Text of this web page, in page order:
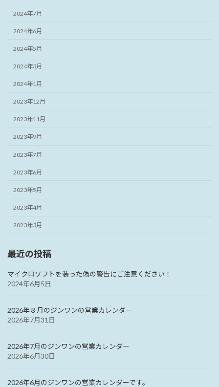
2024年7月
2024年6月
2024年5月
2024年3月
2024年1月
2023年12月
2023年11月
2023年9月
2023年7月
2023年6月
2023年5月
2023年4月
2023年3月
最近の投稿
マイクロソフトを装った偽の警告にご注意ください！
2024年6月5日
2026年８月のジンワンの営業カレンダー
2026年7月31日
2026年7月のジンワンの営業カレンダー
2026年6月30日
2026年6月のジンワンの営業カレンダーです。